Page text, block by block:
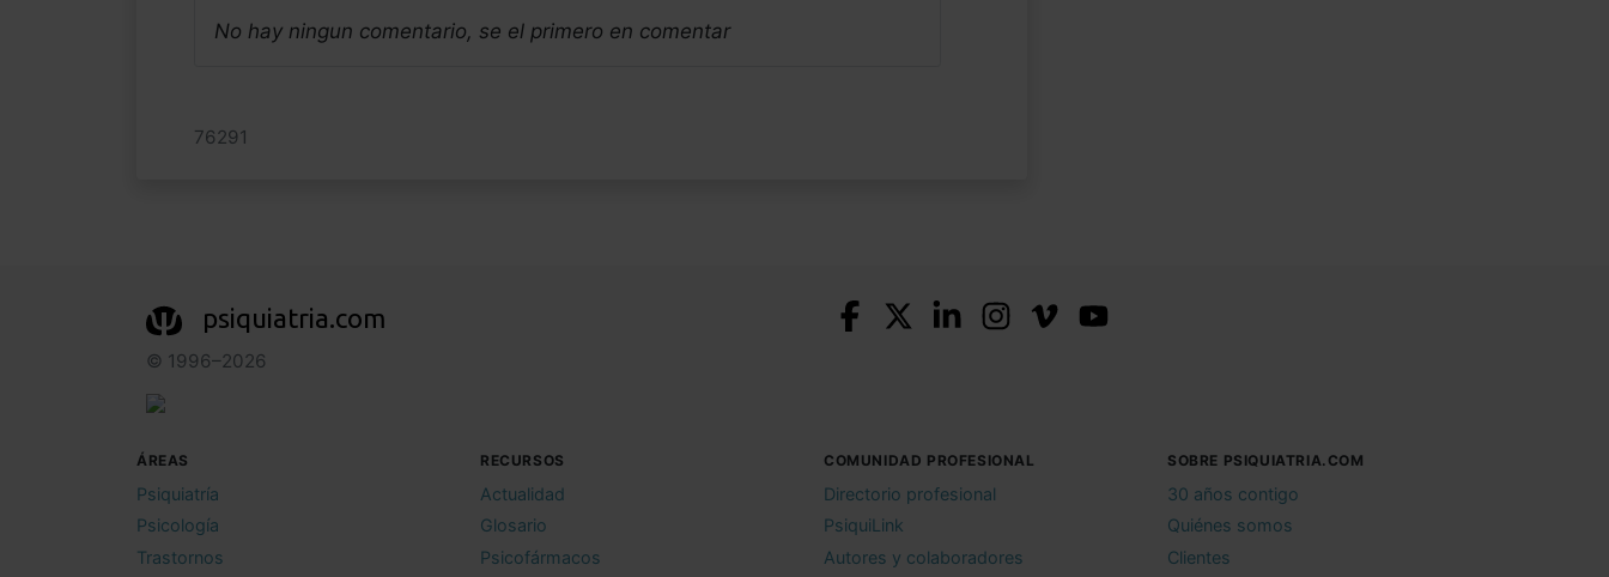
No hay ningun comentario, se el primero en comentar
76291
psiquiatria.com
© 1996–2026
ÁREAS
Psiquiatría
Psicología
Trastornos
RECURSOS
Actualidad
Glosario
Psicofármacos
COMUNIDAD PROFESIONAL
Directorio profesional
PsiquiLink
Autores y colaboradores
SOBRE PSIQUIATRIA.COM
30 años contigo
Quiénes somos
Clientes